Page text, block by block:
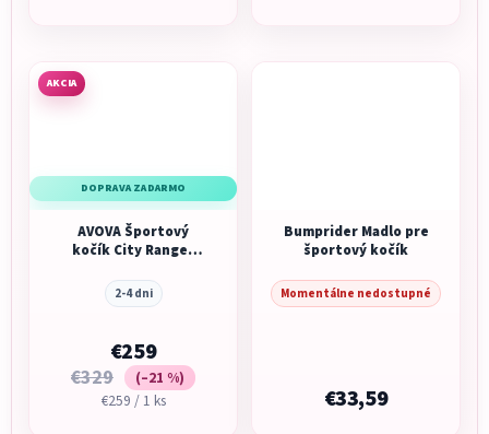
AKCIA
DOPRAVA ZADARMO
AVOVA Športový
kočík City Ranger
2-4 dni
€259
€329
(–21 %)
Jednotková
€259 / 1 ks
Bumprider Madlo pre
športový kočík
Momentálne nedostupné
€33,59